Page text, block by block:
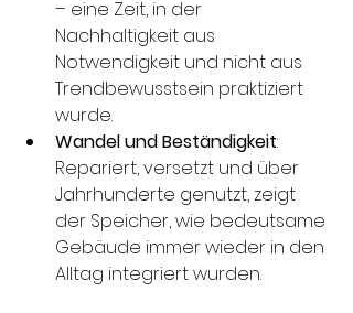
– eine Zeit, in der
Nachhaltigkeit aus
Notwendigkeit und nicht aus
Trendbewusstsein praktiziert
wurde.
Wandel und Beständigkeit:
Repariert, versetzt und über
Jahrhunderte genutzt, zeigt
der Speicher, wie bedeutsame
Gebäude immer wieder in den
Alltag integriert wurden.